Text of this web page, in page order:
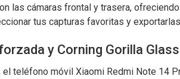
las cámaras frontal y trasera,
tus capturas favoritas y
y Corning Gorilla
el teléfono móvil Xiaomi Redmi Note 14